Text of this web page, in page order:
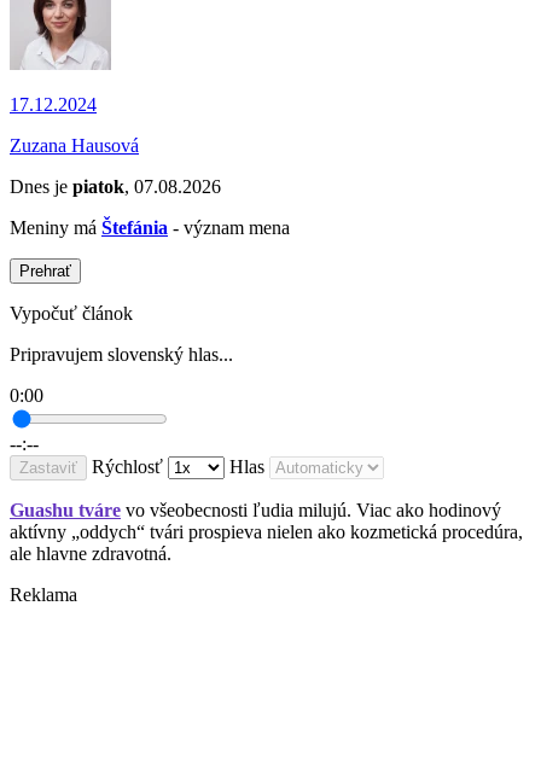
17.12.2024
Zuzana Hausová
Dnes je piatok, 07.08.2026
Meniny má Štefánia - význam mena
Prehrať
Vypočuť článok
Pripravujem slovenský hlas...
0:00
--:--
Zastaviť Rýchlosť Hlas
Guashu tváre vo všeobecnosti ľudia milujú. Viac ako hodinový
aktívny „oddych“ tvári prospieva nielen ako kozmetická procedúra,
ale hlavne zdravotná.
Reklama